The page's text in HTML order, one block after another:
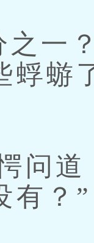
一
蜉蝣
道
有？”